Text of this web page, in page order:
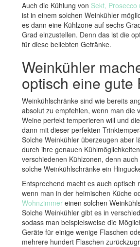
Auch die Kühlung von Sekt,
ist in einem solchen Weinkühler
es dann eine Kühlzone auf sechs
Grad einzustellen. Denn das ist die
für diese beliebten Getränke.
Weinkühler
optisch eine gute
Weinkühlschränke sind wie bereits
absolut zu empfehlen, wenn man die
Weine perfekt temperieren will und
dann mit dieser perfekten
Solche Weinkühler überzeugen aber
durch ihre genauen
verschiedenen Kühlzonen, denn auch
solche Weinkühlschränke ein
Entsprechend macht es auch optisch
wenn man in der heimischen Küche
Wohnzimmer einen solchen
Solche Weinkühler gibt es in
sodass man beispielsweise die
Geräte für einige wenige Flaschen
mehrere hundert Flaschen